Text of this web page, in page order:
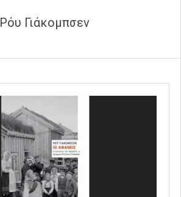
Ρόυ Γιάκομπσεν